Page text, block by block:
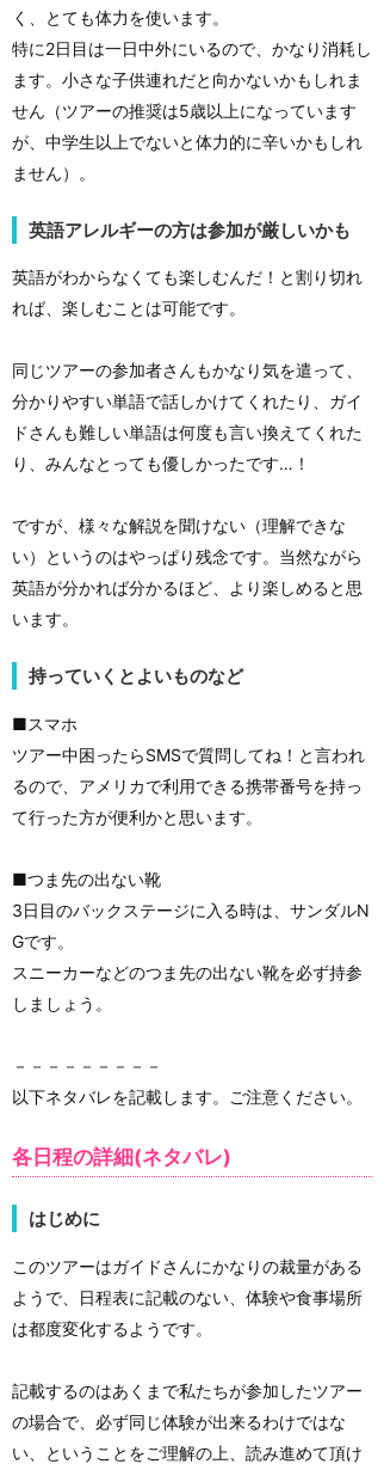
く、とても体力を使います。
特に2日目は一日中外にいるので、かなり消耗し
ます。小さな子供連れだと向かないかもしれま
せん（ツアーの推奨は5歳以上になっています
が、中学生以上でないと体力的に辛いかもしれ
ません）。
英語アレルギーの方は参加が厳しいかも
英語がわからなくても楽しむんだ！と割り切れ
れば、楽しむことは可能です。
同じツアーの参加者さんもかなり気を遣って、
分かりやすい単語で話しかけてくれたり、ガイ
ドさんも難しい単語は何度も言い換えてくれた
り、みんなとっても優しかったです…！
ですが、様々な解説を聞けない（理解できな
い）というのはやっぱり残念です。当然ながら
英語が分かれば分かるほど、より楽しめると思
います。
持っていくとよいものなど
■スマホ
ツアー中困ったらSMSで質問してね！と言われ
るので、アメリカで利用できる携帯番号を持っ
て行った方が便利かと思います。
■つま先の出ない靴
3日目のバックステージに入る時は、サンダルN
Gです。
スニーカーなどのつま先の出ない靴を必ず持参
しましょう。
－－－－－－－－－
以下ネタバレを記載します。ご注意ください。
各日程の詳細(ネタバレ)
はじめに
このツアーはガイドさんにかなりの裁量がある
ようで、日程表に記載のない、体験や食事場所
は都度変化するようです。
記載するのはあくまで私たちが参加したツアー
の場合で、必ず同じ体験が出来るわけではな
い、ということをご理解の上、読み進めて頂け